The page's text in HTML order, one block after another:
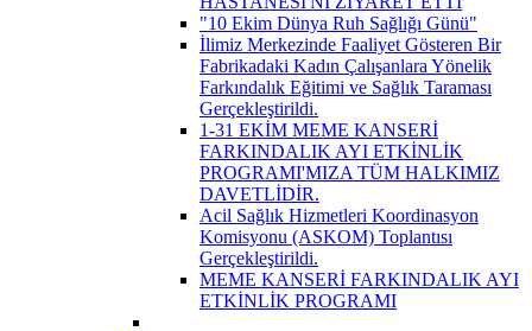
"10 Ekim Dünya Ruh Sağlığı Günü"
İlimiz Merkezinde Faaliyet Gösteren Bir
Fabrikadaki Kadın Çalışanlara Yönelik
Farkındalık Eğitimi ve Sağlık Taraması
Gerçekleştirildi.
1-31 EKİM MEME KANSERİ
FARKINDALIK AYI ETKİNLİK
PROGRAMI'MIZA TÜM HALKIMIZ
DAVETLİDİR.
Acil Sağlık Hizmetleri Koordinasyon
Komisyonu (ASKOM) Toplantısı
Gerçekleştirildi.
MEME KANSERİ FARKINDALIK AYI
ETKİNLİK PROGRAMI